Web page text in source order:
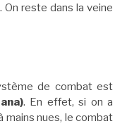
On reste dans la veine
de combat est
. En effet, si on a
nues, le combat